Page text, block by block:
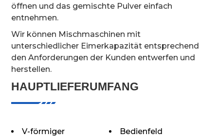
öffnen und das gemischte Pulver einfach
entnehmen.
Wir können Mischmaschinen mit
unterschiedlicher Eimerkapazität entsprechend
den Anforderungen der Kunden entwerfen und
herstellen.
HAUPTLIEFERUMFANG
V-förmiger
Bedienfeld